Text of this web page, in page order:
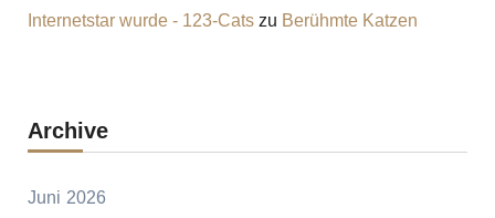
Internetstar wurde - 123-Catszu Berühmte Katzen
Archive
Juni 2026